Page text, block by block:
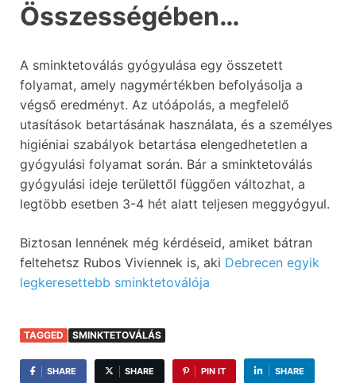
Összességében…
A sminktetoválás gyógyulása egy összetett
folyamat, amely nagymértékben befolyásolja a
végső eredményt. Az utóápolás, a megfelelő
utasítások betartásának használata, és a személyes
higiéniai szabályok betartása elengedhetetlen a
gyógyulási folyamat során. Bár a sminktetoválás
gyógyulási ideje területtől függően változhat, a
legtöbb esetben 3-4 hét alatt teljesen meggyógyul.
Biztosan lennének még kérdéseid, amiket bátran
feltehetsz Rubos Viviennek is, aki Debrecen egyik
legkeresettebb sminktetoválója
TAGGED SMINKTETOVÁLÁS
SHARE SHARE PIN IT SHARE